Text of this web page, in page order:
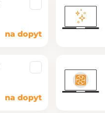
na dopyt
na dopyt